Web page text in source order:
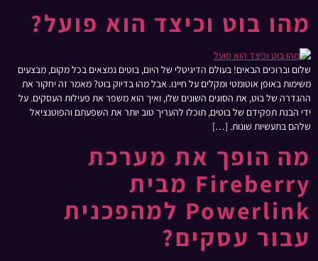
מהו בוט וכיצד הוא פועל?
שלום וברוכים הבאים! בעולם הדיגיטלי של היום, בוטים נמצאים בכל מקום, מבצעים
משימות באופן אוטומטי ומקלים על חיינו. אבל מהו בדיוק בוט? מאמר זה יחקור את
ההגדרה של בוט, את הסוגים השונים שלו, ואיך הוא משפר את פעילות העסקים. על
ידי הבנת תפקידם של בוטים, תוכלו להעריך טוב יותר את השפעתם והפוטנציאל
שלהם בתעשיות שונות. […]
מה הופך את מערכת
Fireberry מבית
Powerlink למהפכנית
עבור עסקים?